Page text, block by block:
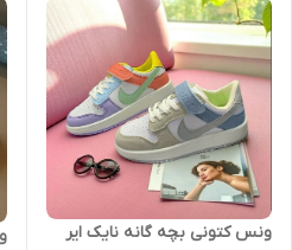
ونس کتونی بچه گانه نایک ایر